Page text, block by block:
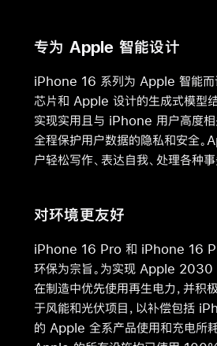
专为 Apple 智能设计
iPhone 16 系列为 Apple 智能而
芯片和 Apple 设计的生成式模型结
实现实用且与 iPhone 用户高度相
全程保护用户数据的隐私和安全。
户轻松写作、表达自我、处理各种事
对环境更友好
iPhone 16 Pro 和 iPhone 16
环保为宗旨。为实现 Apple 2030
在制造中优先使用再生电力，并积
于风能和光伏项目，以补偿包括
的 Apple 全系产品使用和充电所耗